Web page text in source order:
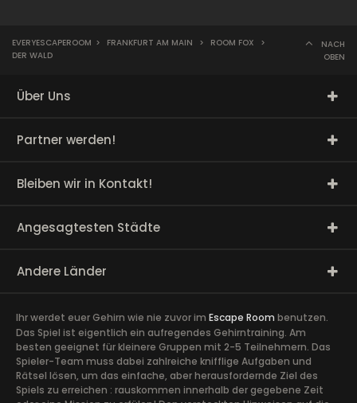
EVERYESCAPEROOM > FRANKFURT AM MAIN > ROOM FOX
>
DER WALD
NACH
OBEN
Über Uns
Partner werden!
Bleiben wir in Kontakt!
Angesagtesten Städte
Andere Länder
Ihr werdet euer Gehirn wie nie zuvor im Escape Room benutzen.
Das Spiel ist eigentlich ein aufregendes Gehirntraining. Am
besten geeignet für kleinere Gruppen mit 2-5 Teilnehmern. Das
Spieler-Team muss dabei zahlreiche knifflige Aufgaben und
Rätsel lösen, um das einfache, aber herausfordernde Ziel des
Spiels zu erreichen : rauskommen innerhalb der gegebene Zeit